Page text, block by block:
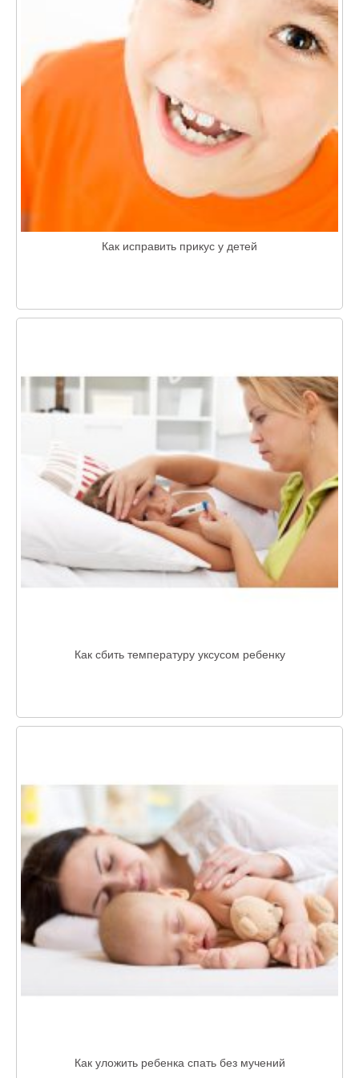
Как исправить прикус у детей
Как сбить температуру уксусом ребенку
Как уложить ребенка спать без мучений